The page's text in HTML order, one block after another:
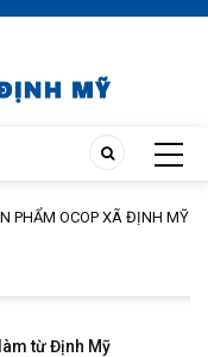
XÃ ĐỊNH MỸ – TINH HOA
từ Định Mỹ